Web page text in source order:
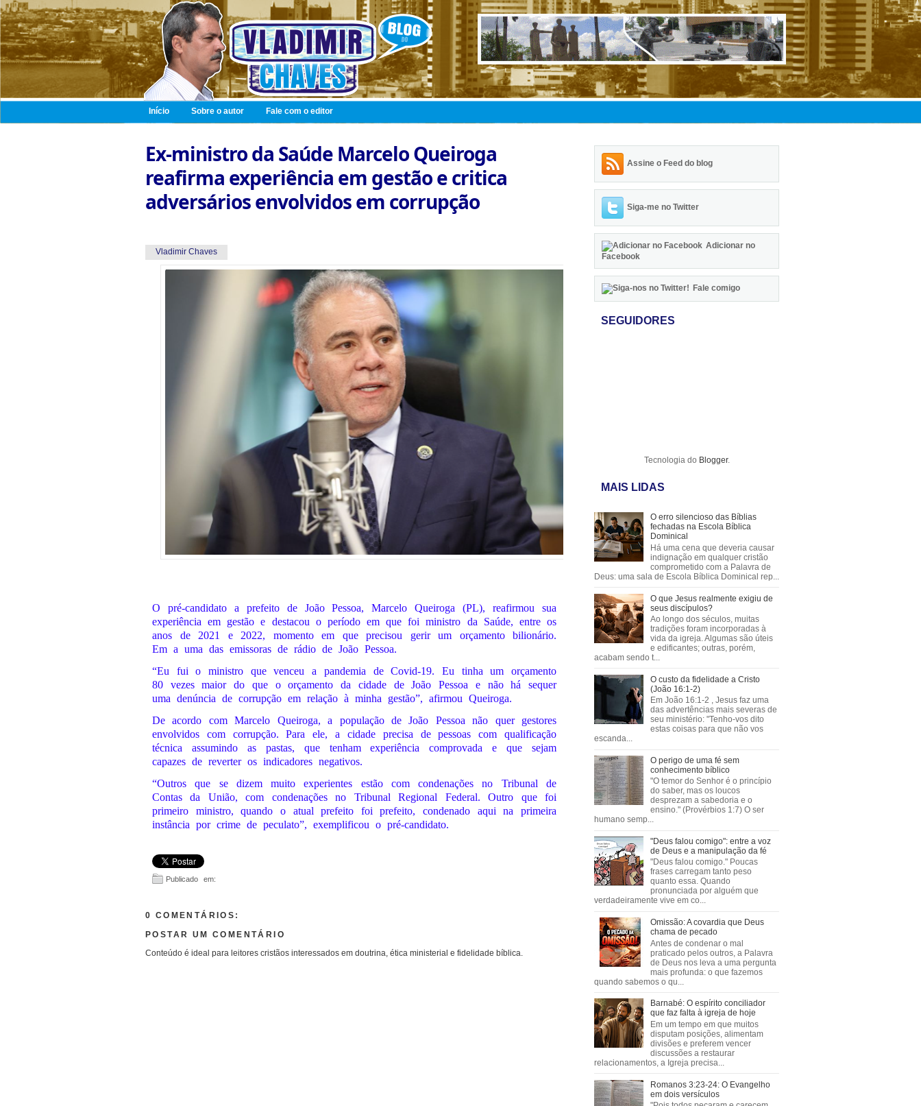
Início Sobre o autor Fale com o editor
Ex-ministro da Saúde Marcelo Queiroga
reafirma experiência em gestão e critica
adversários envolvidos em corrupção
Vladimir Chaves
O pré-candidato a prefeito de João Pessoa, Marcelo Queiroga (PL), reafirmou sua
experiência em gestão e destacou o período em que foi ministro da Saúde, entre os
anos de 2021 e 2022, momento em que precisou gerir um orçamento bilionário.
Em a uma das emissoras de rádio de João Pessoa.
“Eu fui o ministro que venceu a pandemia de Covid-19. Eu tinha um orçamento
80 vezes maior do que o orçamento da cidade de João Pessoa e não há sequer
uma denúncia de corrupção em relação à minha gestão”, afirmou Queiroga.
De acordo com Marcelo Queiroga, a população de João Pessoa não quer gestores
envolvidos com corrupção. Para ele, a cidade precisa de pessoas com qualificação
técnica assumindo as pastas, que tenham experiência comprovada e que sejam
capazes de reverter os indicadores negativos.
“Outros que se dizem muito experientes estão com condenações no Tribunal de
Contas da União, com condenações no Tribunal Regional Federal. Outro que foi
primeiro ministro, quando o atual prefeito foi prefeito, condenado aqui na primeira
instância por crime de peculato”, exemplificou o pré-candidato.
Publicado em:
0 COMENTÁRIOS:
POSTAR UM COMENTÁRIO
Conteúdo é ideal para leitores cristãos interessados em doutrina, ética ministerial e fidelidade bíblica.
Assine o Feed do blog
Siga-me no Twitter
Adicionar no
Facebook
Fale comigo
SEGUIDORES
Tecnologia do Blogger.
MAIS LIDAS
O erro silencioso das Bíblias
fechadas na Escola Bíblica
Dominical
Há uma cena que deveria causar
indignação em qualquer cristão
comprometido com a Palavra de
Deus: uma sala de Escola Bíblica Dominical rep...
O que Jesus realmente exigiu de
seus discípulos?
Ao longo dos séculos, muitas
tradições foram incorporadas à
vida da igreja. Algumas são úteis
e edificantes; outras, porém,
acabam sendo t...
O custo da fidelidade a Cristo
(João 16:1-2)
Em João 16:1-2 , Jesus faz uma
das advertências mais severas de
seu ministério: "Tenho-vos dito
estas coisas para que não vos
escanda...
O perigo de uma fé sem
conhecimento bíblico
"O temor do Senhor é o princípio
do saber, mas os loucos
desprezam a sabedoria e o
ensino." (Provérbios 1:7) O ser
humano semp...
"Deus falou comigo": entre a voz
de Deus e a manipulação da fé
"Deus falou comigo." Poucas
frases carregam tanto peso
quanto essa. Quando
pronunciada por alguém que
verdadeiramente vive em co...
Omissão: A covardia que Deus
chama de pecado
Antes de condenar o mal
praticado pelos outros, a Palavra
de Deus nos leva a uma pergunta
mais profunda: o que fazemos
quando sabemos o qu...
Barnabé: O espírito conciliador
que faz falta à igreja de hoje
Em um tempo em que muitos
disputam posições, alimentam
divisões e preferem vencer
discussões a restaurar
relacionamentos, a Igreja precisa...
Romanos 3:23-24: O Evangelho
em dois versículos